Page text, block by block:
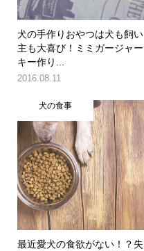
犬の手作りおやつは犬も飼い
主も大喜び！ミミガージャー
キー作り...
2016.08.11
犬の食事
最近愛犬の食欲がない！？失